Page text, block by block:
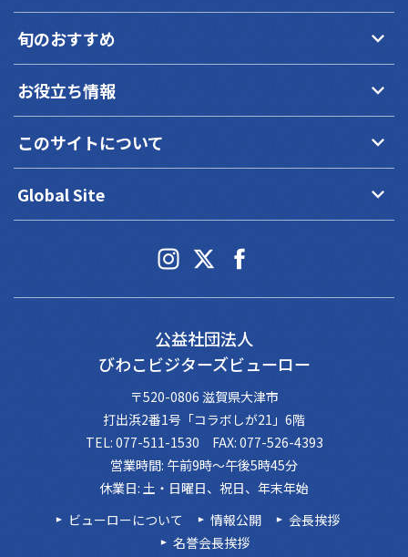
旬のおすすめ keyboard_arrow_down
お役立ち情報 keyboard_arrow_down
このサイトについて keyboard_arrow_down
Global Site keyboard_arrow_down
公益社団法人
びわこビジターズビューロー
〒520-0806 滋賀県大津市
打出浜2番1号「コラボしが21」6階
TEL: 077-511-1530 FAX: 077-526-4393
営業時間: 午前9時～午後5時45分
休業日: 土・日曜日、祝日、年末年始
ビューローについて
情報公開
会長挨拶
名誉会長挨拶